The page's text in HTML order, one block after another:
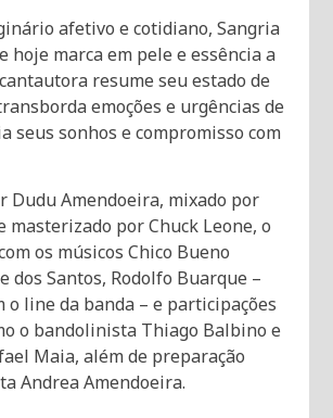
afetivo e cotidiano, Sangria
hoje marca em pele e essência a
resume seu estado de
emoções e urgências de
seus sonhos e compromisso com
Dudu Amendoeira, mixado por
masterizado por Chuck Leone, o
os músicos Chico Bueno
dos Santos, Rodolfo Buarque –
o line da banda – e participações
o bandolinista Thiago Balbino e
Maia, além de preparação
Andrea Amendoeira.